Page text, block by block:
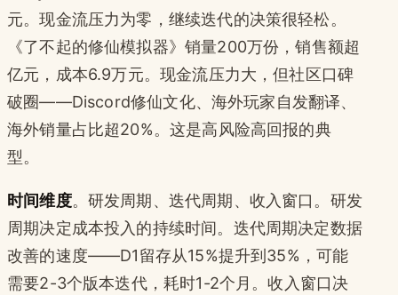
元。现金流压力为零，继续迭代的决策很轻松。
《了不起的修仙模拟器》销量200万份，销售额超
亿元，成本6.9万元。现金流压力大，但社区口碑
破圈——Discord修仙文化、海外玩家自发翻译、
海外销量占比超20%。这是高风险高回报的典
型。
时间维度。研发周期、迭代周期、收入窗口。研发
周期决定成本投入的持续时间。迭代周期决定数据
改善的速度——D1留存从15%提升到35%，可能
需要2-3个版本迭代，耗时1-2个月。收入窗口决